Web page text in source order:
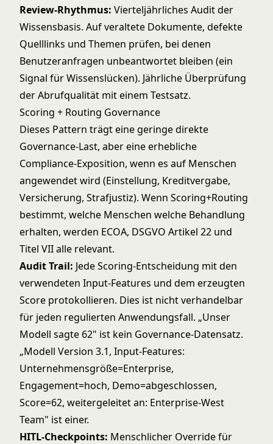
Review-Rhythmus: Vierteljährliches Audit der
Wissensbasis. Auf veraltete Dokumente, defekte
Quelllinks und Themen prüfen, bei denen
Benutzeranfragen unbeantwortet bleiben (ein
Signal für Wissenslücken). Jährliche Überprüfung
der Abrufqualität mit einem Testsatz.
Scoring + Routing Governance
Dieses Pattern trägt eine geringe direkte
Governance-Last, aber eine erhebliche
Compliance-Exposition, wenn es auf Menschen
angewendet wird (Einstellung, Kreditvergabe,
Versicherung, Strafjustiz). Wenn Scoring+Routing
bestimmt, welche Menschen welche Behandlung
erhalten, werden ECOA, DSGVO Artikel 22 und
Titel VII alle relevant.
Audit Trail: Jede Scoring-Entscheidung mit den
verwendeten Input-Features und dem erzeugten
Score protokollieren. Dies ist nicht verhandelbar
für jeden regulierten Anwendungsfall. „Unser
Modell sagte 62" ist kein Governance-Datensatz.
„Modell Version 3.1, Input-Features:
Unternehmensgröße=Enterprise,
Engagement=hoch, Demo=abgeschlossen,
Score=62, weitergeleitet an: Enterprise-West
Team" ist einer.
HITL-Checkpoints: Menschlicher Override für